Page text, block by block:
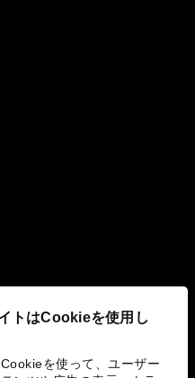
トはCookieを使用し
を使って、ユーザー